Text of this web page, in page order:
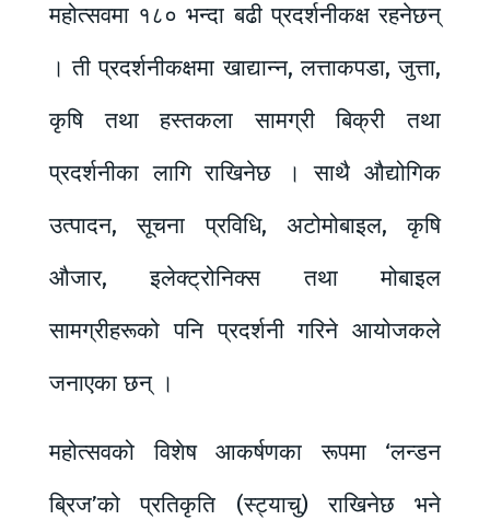
महोत्सवमा १८० भन्दा बढी प्रदर्शनीकक्ष रहनेछन्
। ती प्रदर्शनीकक्षमा खाद्यान्न, लत्ताकपडा, जुत्ता,
कृषि तथा हस्तकला सामग्री बिक्री तथा
प्रदर्शनीका लागि राखिनेछ । साथै औद्योगिक
उत्पादन, सूचना प्रविधि, अटोमोबाइल, कृषि
औजार, इलेक्ट्रोनिक्स तथा मोबाइल
सामग्रीहरूको पनि प्रदर्शनी गरिने आयोजकले
जनाएका छन् ।
महोत्सवको विशेष आकर्षणका रूपमा ‘लन्डन
ब्रिज’को प्रतिकृति (स्ट्याचु) राखिनेछ भने